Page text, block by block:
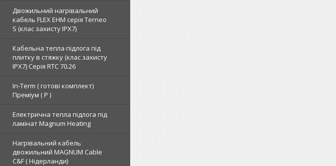
Двожильний нагрівальний
кабель FLEX EHM серія Terneo
S (клас захисту IPX7)
Кабельна тепла підлога під
плитку в стяжку (клас захисту
IPX7) Серія RTC 70.26
In-Term ( готові комплект)
Преміум ( Р )
Електрична тепла підлога під
ламінат Magnum Heating
Нагрівальний кабель
двожильний MAGNUM Cable
C&F ( Нідерланди)